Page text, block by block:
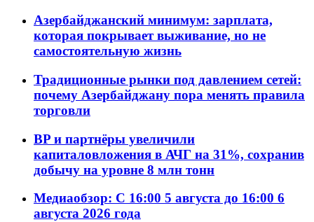
Азербайджанский минимум: зарплата,
которая покрывает выживание, но не
самостоятельную жизнь
Традиционные рынки под давлением сетей:
почему Азербайджану пора менять правила
торговли
BP и партнёры увеличили
капиталовложения в АЧГ на 31%, сохранив
добычу на уровне 8 млн тонн
Медиаобзор: С 16:00 5 августа до 16:00 6
августа 2026 года